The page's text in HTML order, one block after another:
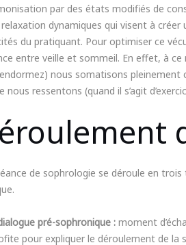
par des états modifiés de
dynamiques qui visent à
du pratiquant. Pour optimiser ce
entre veille et sommeil. En effet, à
nous somatisons pleinement
nous ressentons (quand il s’agit
de sophrologie se déroule en
pré-sophronique : moment
pour expliquer le déroulement de